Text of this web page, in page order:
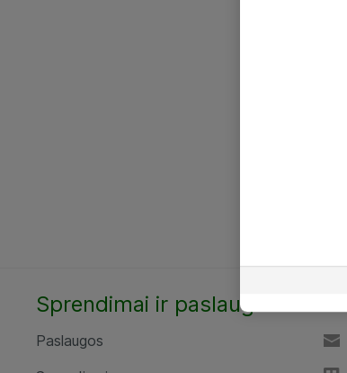
Sprendimai ir paslaugos
Paslaugos